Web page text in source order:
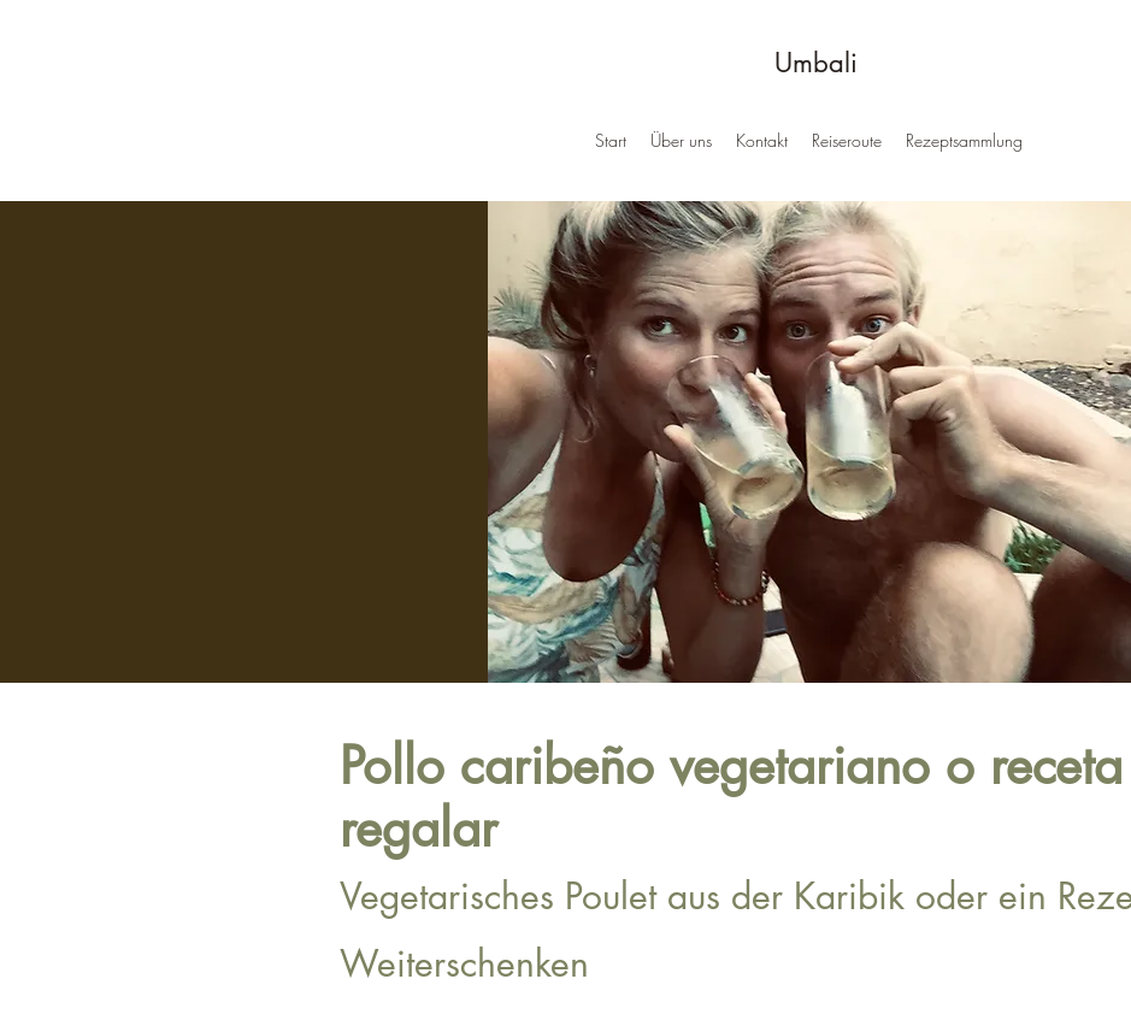
Umbali
Start Über uns Kontakt Reiseroute Rezeptsammlung
Pollo caribeño vegetariano o
regalar
Vegetarisches Poulet aus der Karibik oder ein
Weiterschenken